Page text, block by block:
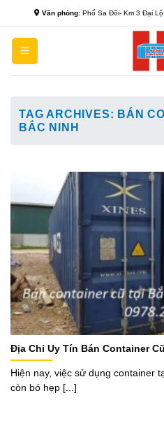
content
Văn phòng: Phố Sa Đôi- Km 3 Đại
TAG ARCHIVES: BÁN
BẮC NINH
Địa Chỉ Uy Tín Bán Container
Hiện nay, việc sử dụng container
còn bó hẹp [...]